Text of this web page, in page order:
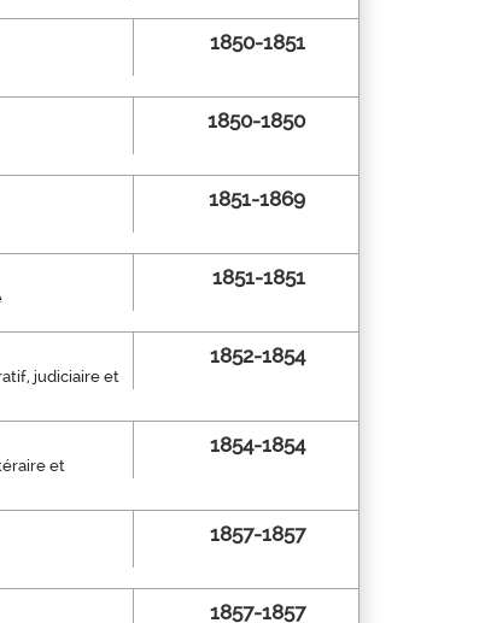
1850-1851
1850-1850
1851-1869
1851-1851
judiciaire et
1852-1854
et
1854-1854
1857-1857
1857-1857